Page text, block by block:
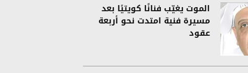
الموت يغيّب فنانًا كويتيًا بعد
مسيرة فنية امتدت نحو أربعة
عقود